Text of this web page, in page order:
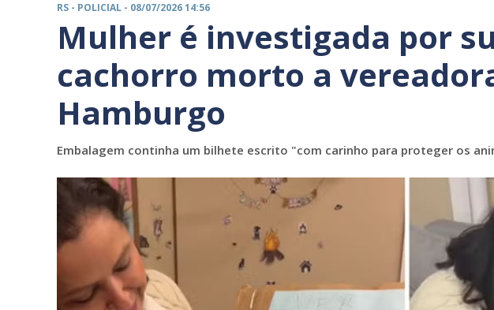
RS - POLICIAL - 08/07/2026 14:56
Mulher é investigada por
cachorro morto a
Hamburgo
Embalagem continha um bilhete escrito "com carinho para proteger os